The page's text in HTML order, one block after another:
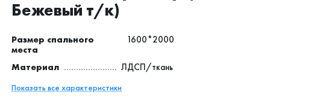
Бежевый т/к)
Размер спального
места
1600*2000
Материал ЛДСП/ткань
Показать все характеристики